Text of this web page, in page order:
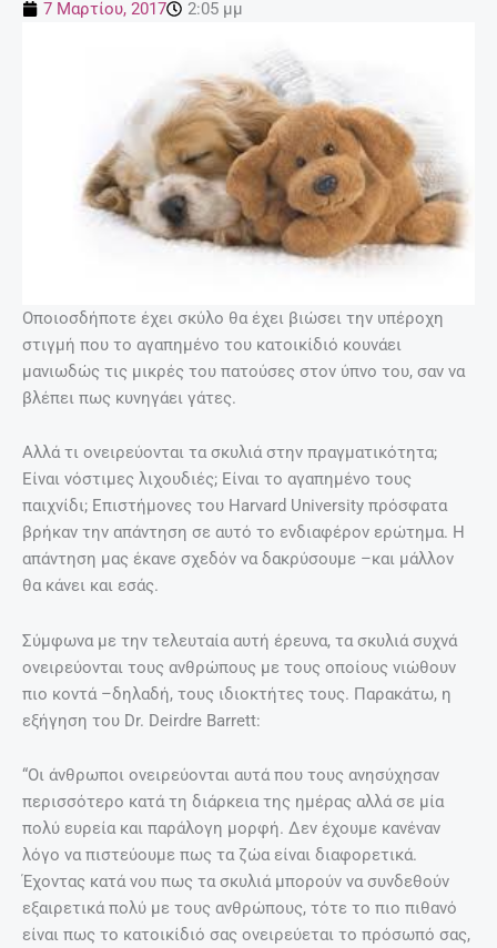
7 Μαρτίου, 2017 2:05 μμ
Οποιοσδήποτε έχει σκύλο θα έχει βιώσει την υπέροχη
στιγμή που το αγαπημένο του κατοικίδιό κουνάει
μανιωδώς τις μικρές του πατούσες στον ύπνο του, σαν να
βλέπει πως κυνηγάει γάτες.
Αλλά τι ονειρεύονται τα σκυλιά στην πραγματικότητα;
Είναι νόστιμες λιχουδιές; Είναι το αγαπημένο τους
παιχνίδι; Επιστήμονες του Harvard University πρόσφατα
βρήκαν την απάντηση σε αυτό το ενδιαφέρον ερώτημα. Η
απάντηση μας έκανε σχεδόν να δακρύσουμε –και μάλλον
θα κάνει και εσάς.
Σύμφωνα με την τελευταία αυτή έρευνα, τα σκυλιά συχνά
ονειρεύονται τους ανθρώπους με τους οποίους νιώθουν
πιο κοντά –δηλαδή, τους ιδιοκτήτες τους. Παρακάτω, η
εξήγηση του Dr. Deirdre Barrett:
“Oι άνθρωποι ονειρεύονται αυτά που τους ανησύχησαν
περισσότερο κατά τη διάρκεια της ημέρας αλλά σε μία
πολύ ευρεία και παράλογη μορφή. Δεν έχουμε κανέναν
λόγο να πιστεύουμε πως τα ζώα είναι διαφορετικά.
Έχοντας κατά νου πως τα σκυλιά μπορούν να συνδεθούν
εξαιρετικά πολύ με τους ανθρώπους, τότε το πιο πιθανό
είναι πως το κατοικίδιό σας ονειρεύεται το πρόσωπό σας,